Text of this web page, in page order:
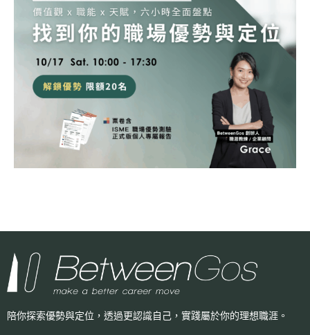
陪你探索優勢與定位，透過更認識自己， 實踐屬於你的理想職涯。